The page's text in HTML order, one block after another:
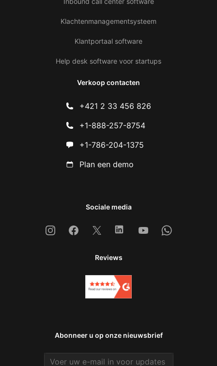
Klachtenmanagementsysteem
Klantportaal software
Help desk software voor startups
Verkoop contacten
+421 2 33 456 826
+1-888-257-8754
+1-786-204-1375
Plan een demo
Sociale media
InstagramFacebook
X LinkedinYoutubeWhatsapp
Reviews
Abonneer u op onze nieuwsbrief
Email address